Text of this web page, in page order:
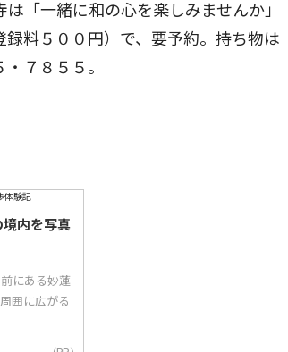
「一緒に和の心を楽しみませんか」
料５００円）で、要予約。持ち物は
７８５５。
内を写真
にある妙蓮
囲に広がる